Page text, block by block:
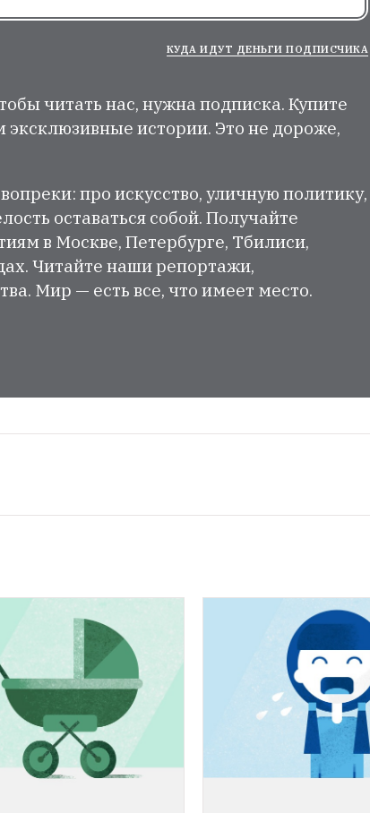
КУДА ИДУТ ДЕНЬГИ ПОДПИСЧИКА
читать нас, нужна подписка. Купите
истории. Это не дороже,
про искусство, уличную политику,
оставаться собой. Получайте
в Москве, Петербурге, Тбилиси,
Читайте наши репортажи,
Мир — есть все, что имеет место.